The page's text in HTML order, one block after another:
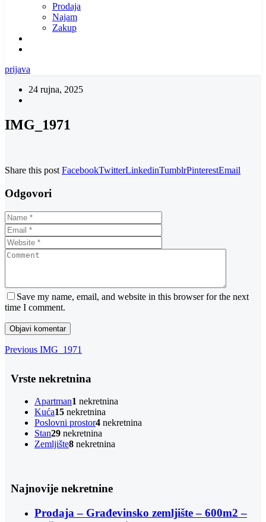
Prodaja
Najam
Zakup
prijava
24 rujna, 2025
IMG_1971
Share this post FacebookTwitterLinkedinTumblrPinterestEmail
Odgovori
Save my name, email, and website in this browser for the next
time I comment.
Navigacija
Previous
Previous IMG_1971
Vrste nekretnina
Apartman1 nekretnina
Kuća15 nekretnina
Poslovni prostor4 nekretnina
Stan29 nekretnina
Zemljište8 nekretnina
Najnovije nekretnine
Prodaja – Građevinsko zemljište – 600m2 –